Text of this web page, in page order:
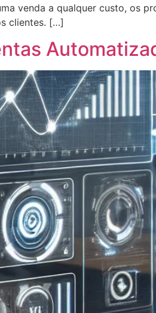
venda a qualquer custo, os
clientes. […]